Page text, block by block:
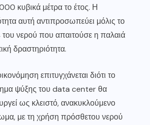
κυβικά μέτρα το έτος. Η
αυτή αντιπροσωπεύει μόλις το
νερού που απαιτούσε η παλαιά
δραστηριότητα.
επιτυγχάνεται διότι το
ψύξης του data center θα
ως κλειστό, ανακυκλούμενο
με τη χρήση πρόσθετου νερού